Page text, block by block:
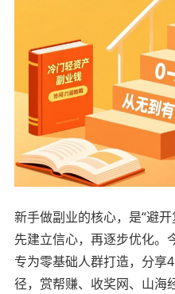
新手做副业的核心，是“避开
先建立信心，再逐步优化。
专为零基础人群打造，分享
径，赏帮赚、收奖网、山海